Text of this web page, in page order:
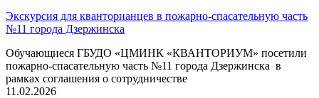
Экскурсия для кванторианцев в пожарно-спасательную часть
№11 города Дзержинска
Обучающиеся ГБУДО «ЦМИНК «КВАНТОРИУМ» посетили
пожарно-спасательную часть №11 города Дзержинска в
рамках соглашения о сотрудничестве
11.02.2026